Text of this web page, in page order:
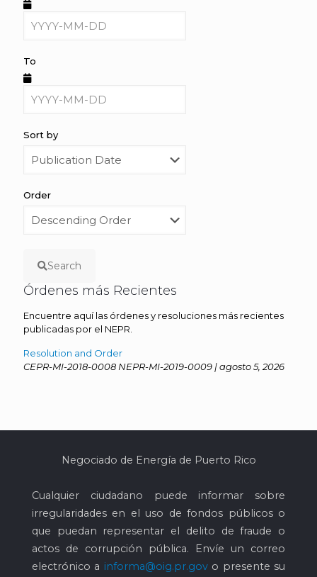
To
Sort by
Order
Search
Órdenes más Recientes
Encuentre aquí las órdenes y resoluciones más recientes
publicadas por el NEPR.
Resolution and Order
CEPR-MI-2018-0008 NEPR-MI-2019-0009 | agosto 5, 2026
Negociado de Energía de Puerto Rico
Cualquier ciudadano puede informar sobre
irregularidades en el uso de fondos públicos o
que puedan representar el delito de fraude o
actos de corrupción pública. Envíe un correo
electrónico a informa@oig.pr.govo presente su